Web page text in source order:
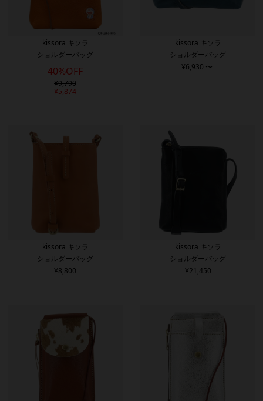
kissora キソラ
ショルダーバッグ
40%OFF
¥9,790
¥5,874
kissora キソラ
ショルダーバッグ
¥6,930 〜
kissora キソラ
ショルダーバッグ
¥8,800
kissora キソラ
ショルダーバッグ
¥21,450